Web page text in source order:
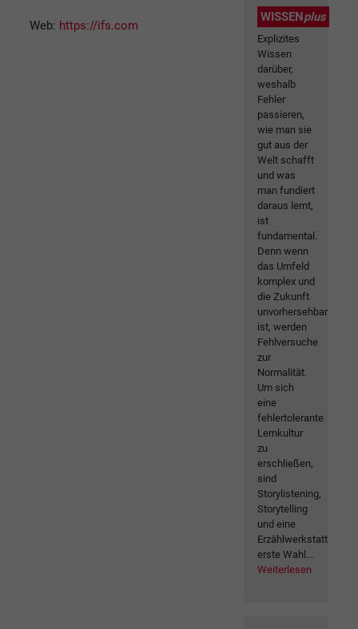
Web: https://ifs.com
WISSENplus
Explizites
Wissen
darüber,
weshalb
Fehler
passieren,
wie man sie
gut aus der
Welt schafft
und was
man fundiert
daraus lernt,
ist
fundamental.
Denn wenn
das Umfeld
komplex und
die Zukunft
unvorhersehbar
ist, werden
Fehlversuche
zur
Normalität.
Um sich
eine
fehlertolerante
Lernkultur
zu
erschließen,
sind
Storylistening,
Storytelling
und eine
Erzählwerkstatt
erste Wahl...
Weiterlesen